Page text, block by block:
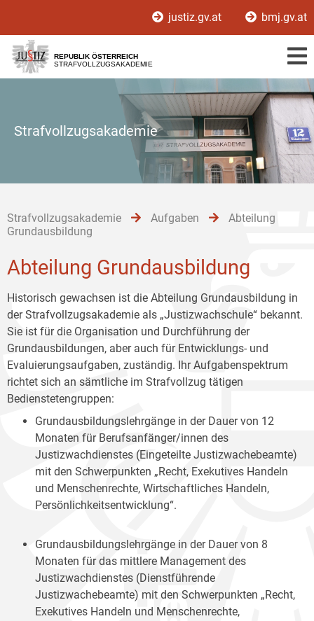
[1]
[2]
[3]
justiz.gv.at bmj.gv.at
REPUBLIK ÖSTERREICH
STRAFVOLLZUGSAKADEMIE
Strafvollzugsakademie
Strafvollzugsakademie Aufgaben
Abteilung
Grundausbildung
Abteilung Grundausbildung
Historisch gewachsen ist die Abteilung Grundausbildung in
der Strafvollzugsakademie als „Justizwachschule“ bekannt.
Sie ist für die Organisation und Durchführung der
Grundausbildungen, aber auch für Entwicklungs- und
Evaluierungsaufgaben, zuständig. Ihr Aufgabenspektrum
richtet sich an sämtliche im Strafvollzug tätigen
Bedienstetengruppen:
Grundausbildungslehrgänge in der Dauer von 12
Monaten für Berufsanfänger/innen des
Justizwachdienstes (Eingeteilte Justizwachebeamte)
mit den Schwerpunkten „Recht, Exekutives Handeln
und Menschenrechte, Wirtschaftliches Handeln,
Persönlichkeitsentwicklung“.
Grundausbildungslehrgänge in der Dauer von 8
Monaten für das mittlere Management des
Justizwachdienstes (Dienstführende
Justizwachebeamte) mit den Schwerpunkten „Recht,
Exekutives Handeln und Menschenrechte,